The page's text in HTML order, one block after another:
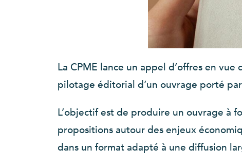
La CPME lance un appel d’offres en
pilotage éditorial d’un ouvrage porté
L’objectif est de produire un ouvrage à
propositions autour des enjeux
dans un format adapté à une diffusion